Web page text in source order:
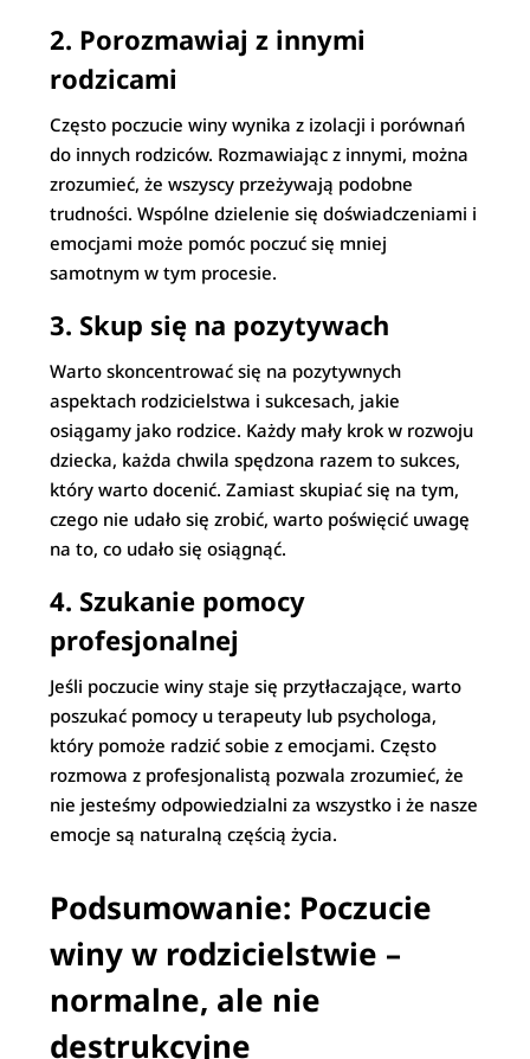
2. Porozmawiaj z innymi
rodzicami
Często poczucie winy wynika z izolacji i porównań
do innych rodziców. Rozmawiając z innymi, można
zrozumieć, że wszyscy przeżywają podobne
trudności. Wspólne dzielenie się doświadczeniami i
emocjami może pomóc poczuć się mniej
samotnym w tym procesie.
3. Skup się na pozytywach
Warto skoncentrować się na pozytywnych
aspektach rodzicielstwa i sukcesach, jakie
osiągamy jako rodzice. Każdy mały krok w rozwoju
dziecka, każda chwila spędzona razem to sukces,
który warto docenić. Zamiast skupiać się na tym,
czego nie udało się zrobić, warto poświęcić uwagę
na to, co udało się osiągnąć.
4. Szukanie pomocy
profesjonalnej
Jeśli poczucie winy staje się przytłaczające, warto
poszukać pomocy u terapeuty lub psychologa,
który pomoże radzić sobie z emocjami. Często
rozmowa z profesjonalistą pozwala zrozumieć, że
nie jesteśmy odpowiedzialni za wszystko i że nasze
emocje są naturalną częścią życia.
Podsumowanie: Poczucie
winy w rodzicielstwie –
normalne, ale nie
destrukcyjne